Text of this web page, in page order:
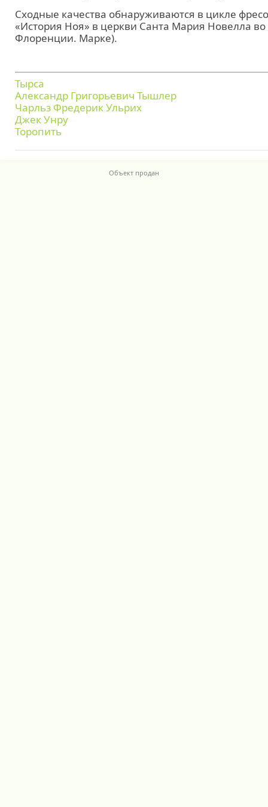
Сходные качества обнаруживаются в цикле
«История Ноя» в церкви Санта Мария Новелла во
Флоренции. Марке).
Тырса
Александр Григорьевич Тышлер
Чарльз Фредерик Ульрих
Джек Унру
Торопить
Объект продан